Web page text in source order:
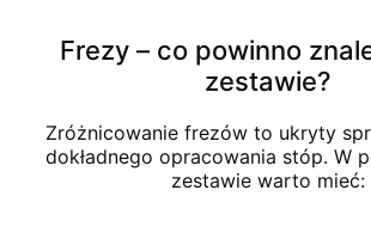
Frezy – co powinno
zestawie?
Zróżnicowanie frezów to ukryty
dokładnego opracowania stóp. W
zestawie warto mieć: